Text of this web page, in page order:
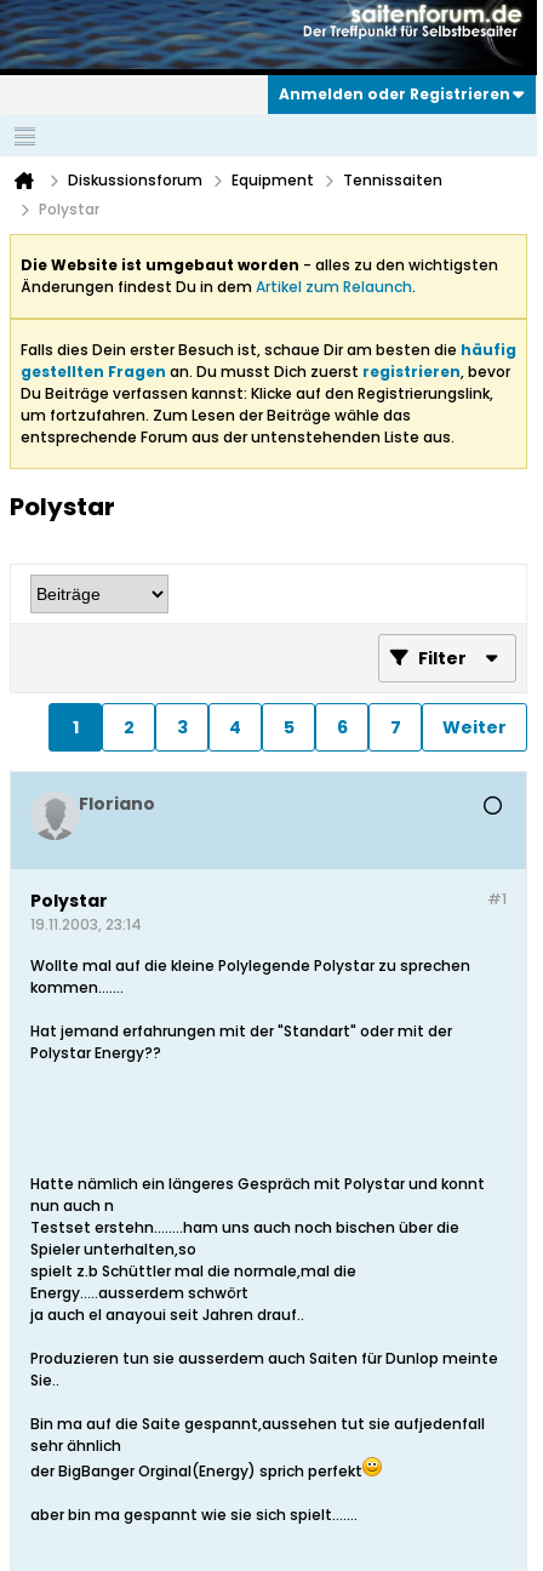
Anmelden oder Registrieren
Diskussionsforum Equipment
Tennissaiten
Polystar
Die Website ist umgebaut worden - alles zu den wichtigsten
Änderungen findest Du in demArtikel zum Relaunch.
Falls dies Dein erster Besuch ist, schaue Dir am besten die häufig
gestellten Fragen an. Du musst Dich zuerst registrieren, bevor
Du Beiträge verfassen kannst: Klicke auf den Registrierungslink,
um fortzufahren. Zum Lesen der Beiträge wähle das
entsprechende Forum aus der untenstehenden Liste aus.
Polystar
Filter
1 2 3 4 5 6 7 Weiter
Floriano
#1
Polystar
19.11.2003, 23:14
Wollte mal auf die kleine Polylegende Polystar zu sprechen
kommen.......
Hat jemand erfahrungen mit der "Standart" oder mit der
Polystar Energy??
Hatte nämlich ein längeres Gespräch mit Polystar und konnt
nun auch n
Testset erstehn........ham uns auch noch bischen über die
Spieler unterhalten,so
spielt z.b Schüttler mal die normale,mal die
Energy.....ausserdem schwört
ja auch el anayoui seit Jahren drauf..
Produzieren tun sie ausserdem auch Saiten für Dunlop meinte
Sie..
Bin ma auf die Saite gespannt,aussehen tut sie aufjedenfall
sehr ähnlich
der BigBanger Orginal(Energy) sprich perfekt
aber bin ma gespannt wie sie sich spielt.......